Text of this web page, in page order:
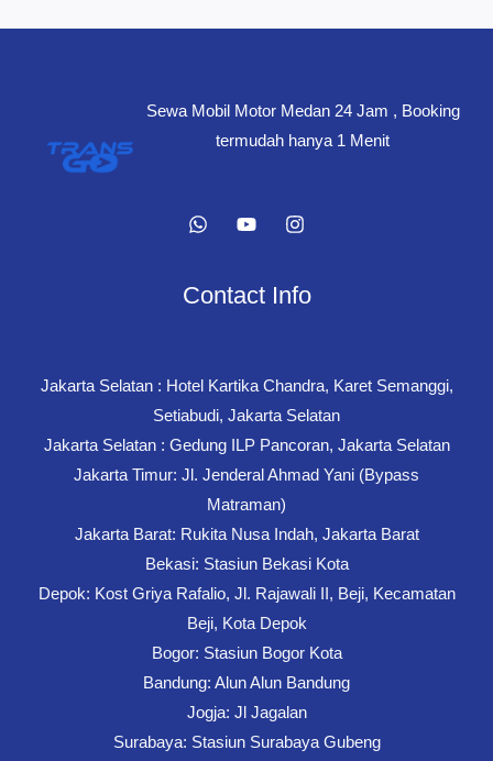
Sewa Mobil Motor Medan 24 Jam , Booking
termudah hanya 1 Menit
Contact Info
Jakarta Selatan : Hotel Kartika Chandra, Karet Semanggi,
Setiabudi, Jakarta Selatan
Jakarta Selatan : Gedung ILP Pancoran, Jakarta Selatan
Jakarta Timur: Jl. Jenderal Ahmad Yani (Bypass
Matraman)
Jakarta Barat: Rukita Nusa Indah, Jakarta Barat
Bekasi: Stasiun Bekasi Kota
Depok: Kost Griya Rafalio, Jl. Rajawali II, Beji, Kecamatan
Beji, Kota Depok
Bogor: Stasiun Bogor Kota
Bandung: Alun Alun Bandung
Jogja: Jl Jagalan
Surabaya: Stasiun Surabaya Gubeng